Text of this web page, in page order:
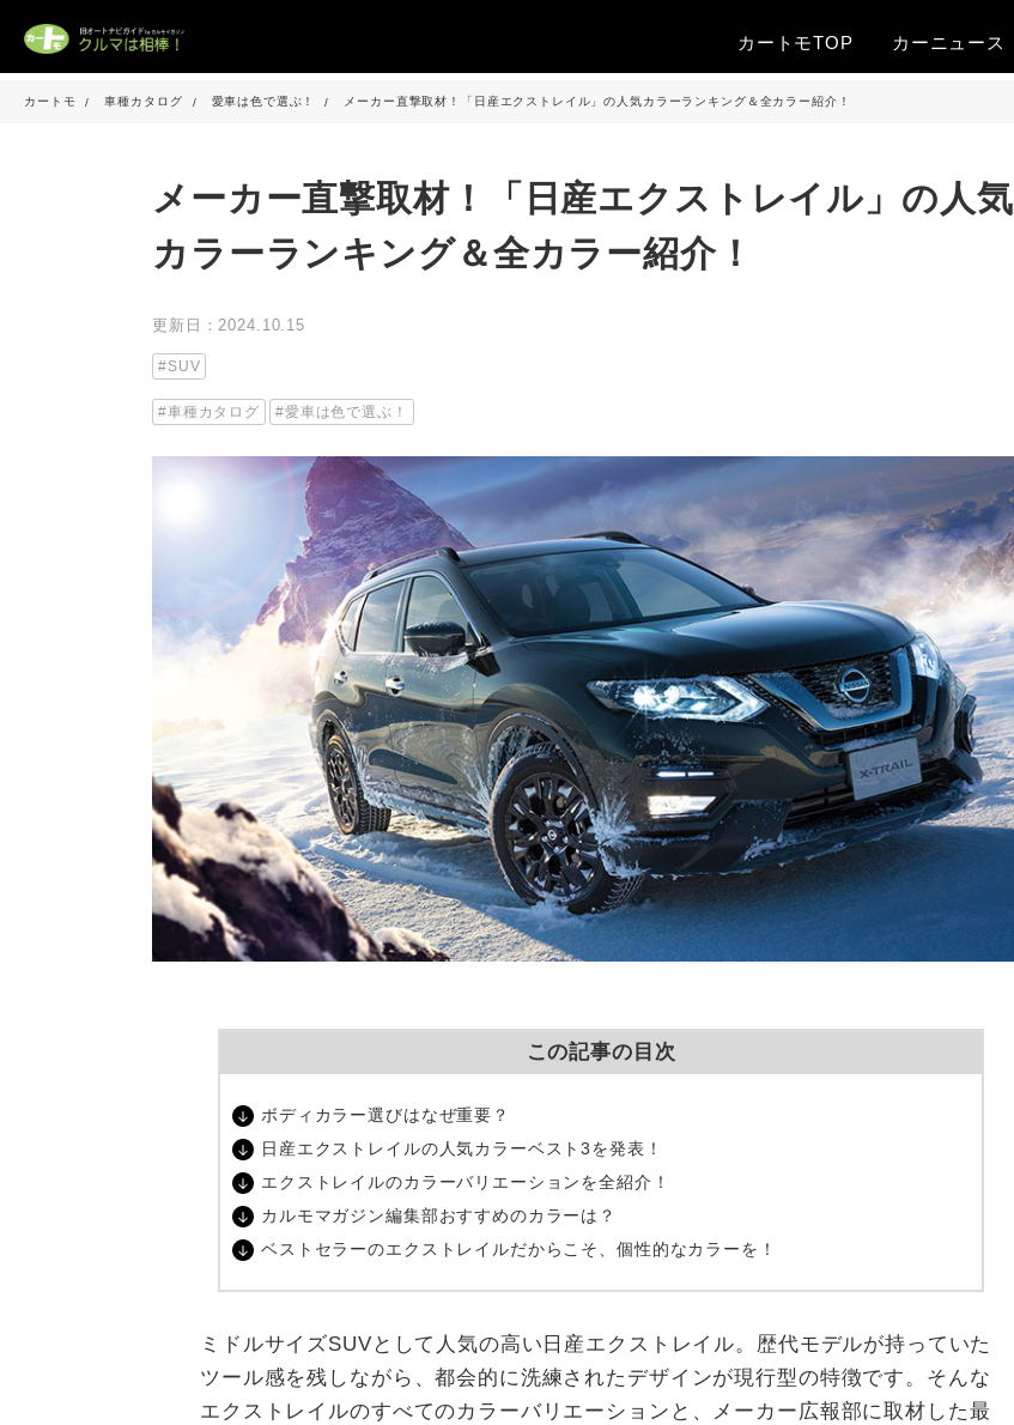
カートモTOP カーニュース
カートモ 車種カタログ 愛車は色で選ぶ！ メーカー直撃取材！「日産エクストレイル」の人気カラーランキング＆全カラー紹介！
メーカー直撃取材！「日産エクストレイル」の人気
カラーランキング＆全カラー紹介！
更新日：2024.10.15
SUV
車種カタログ 愛車は色で選ぶ！
この記事の目次
ボディカラー選びはなぜ重要？
日産エクストレイルの人気カラーベスト3を発表！
エクストレイルのカラーバリエーションを全紹介！
カルモマガジン編集部おすすめのカラーは？
ベストセラーのエクストレイルだからこそ、個性的なカラーを！
ミドルサイズSUVとして人気の高い日産エクストレイル。歴代モデルが持っていた
ツール感を残しながら、都会的に洗練されたデザインが現行型の特徴です。そんな
エクストレイルのすべてのカラーバリエーションと、メーカー広報部に取材した最